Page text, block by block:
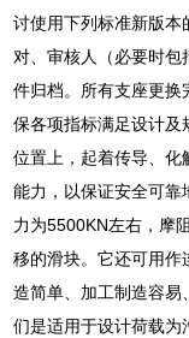
讨使用下列标准新版本
对、审核人（必要时
件归档。所有支座更换
保各项指标满足设计及
位置上，起着传导、化
能力，以保证安全可靠
力为5500KN左右，摩
移的滑块。它还可用作
造简单、加工制造容易
们是适用于设计荷载